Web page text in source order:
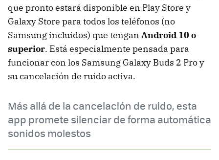
que pronto estará disponible en Play Store y
Galaxy Store para todos los teléfonos (no
Samsung incluidos) que tengan Android 10 o
superior. Está especialmente pensada para
funcionar con los Samsung Galaxy Buds 2 Pro y
su cancelación de ruido activa.
Más allá de la cancelación de ruido, esta
app promete silenciar de forma automática
sonidos molestos